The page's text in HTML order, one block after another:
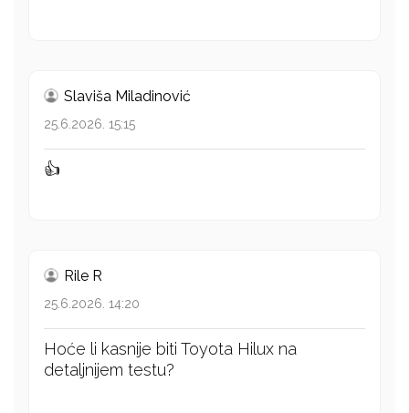
Slaviša Miladinović
25.6.2026. 15:15
👍
Rile R
25.6.2026. 14:20
Hoće li kasnije biti Toyota Hilux na
detaljnijem testu?